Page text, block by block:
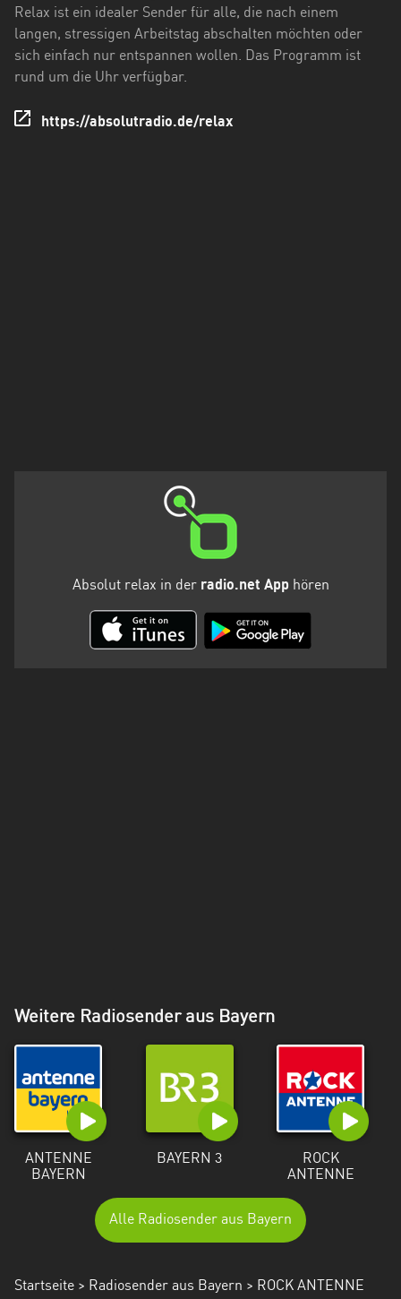
Sachsen-
Anhalt
Holstein
Relax ist ein idealer Sender für alle, die nach einem
langen, stressigen Arbeitstag abschalten möchten oder
sich einfach nur entspannen wollen. Das Programm ist
rund um die Uhr verfügbar.
https://absolutradio.de/relax
Absolut relax in der radio.net Apphören
Weitere Radiosender aus Bayern
ANTENNE
BAYERN
BAYERN 3
ROCK
ANTENNE
Alle Radiosender aus Bayern
Startseite > Radiosender aus Bayern > ROCK ANTENNE